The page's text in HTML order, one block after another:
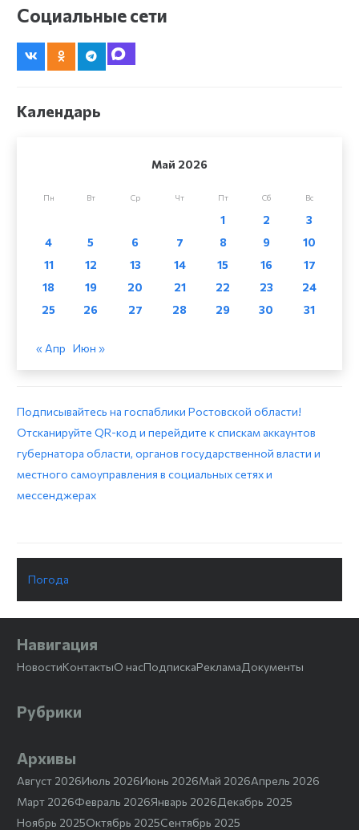
Социальные сети
Календарь
Май 2026
Пн Вт Ср Чт Пт Сб Вс
1 2
3
4
5 6 7 8 9
10
11
12 13 14 15 16
17
18
19 20 21 22 23
24
25
26 27 28 29 30 31
« Апр Июн »
Подписывайтесь на госпаблики Ростовской области!
Отсканируйте QR-код и перейдите к спискам аккаунтов
губернатора области, органов государственной власти и
местного самоуправления в социальных сетях и
мессенджерах
Погода
Навигация
НовостиКонтактыО насПодпискаРекламаДокументы
Рубрики
Архивы
Август 2026Июль 2026Июнь 2026Май 2026Апрель 2026
Март 2026Февраль 2026Январь 2026Декабрь 2025
Ноябрь 2025Октябрь 2025Сентябрь 2025